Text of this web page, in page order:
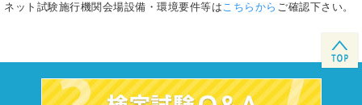
ネット試験施行機関会場設備・環境要件等はこちらから ご確認下さい。